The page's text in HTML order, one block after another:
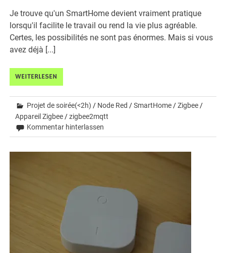
Je trouve qu'un SmartHome devient vraiment pratique
lorsqu'il facilite le travail ou rend la vie plus agréable.
Certes, les possibilités ne sont pas énormes. Mais si vous
avez déjà [...]
WEITERLESEN
Projet de soirée(<2h) / Node Red /SmartHome /Zigbee /
Appareil Zigbee /zigbee2mqtt
Kommentar hinterlassen